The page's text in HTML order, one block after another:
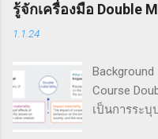
ข้อมูลการส
ใน 65 ประเ
จะให้ความ
สังคม และธ
รู้จักเครื่องมือ Double
1.1.24
Course
เป็นการระบุ